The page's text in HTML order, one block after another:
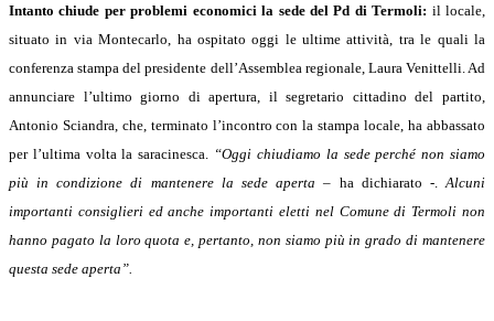
Intanto chiude per problemi economici la sede del Pd di Termoli: il locale,
situato in via Montecarlo, ha ospitato oggi le ultime attività, tra le quali la
conferenza stampa del presidente dell’Assemblea regionale, Laura Venittelli. Ad
annunciare l’ultimo giorno di apertura, il segretario cittadino del partito,
Antonio Sciandra, che, terminato l’incontro con la stampa locale, ha abbassato
per l’ultima volta la saracinesca.
“Oggi chiudiamo la sede perché non siamo
più in condizione di mantenere la sede aperta – ha dichiarato -.Alcuni
importanti consiglieri ed anche importanti eletti nel Comune di Termoli non
hanno pagato la loro quota e, pertanto, non siamo più in grado di mantenere
questa sede aperta”.